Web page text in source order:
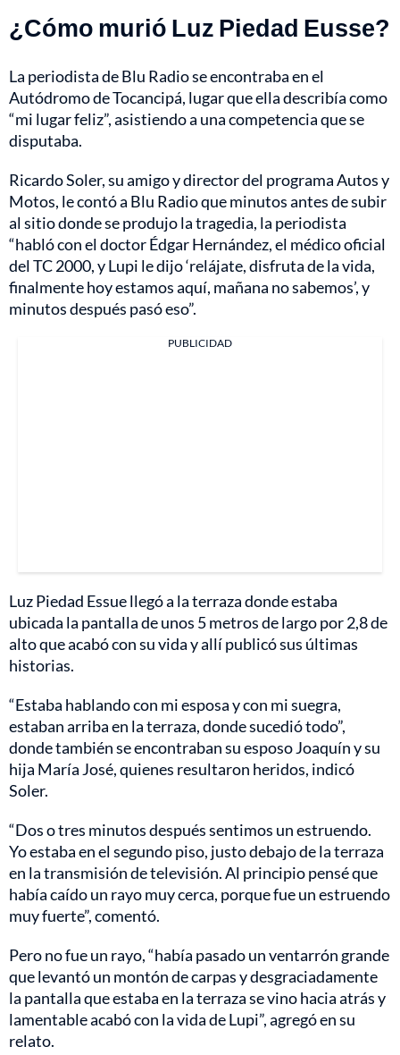
¿Cómo murió Luz Piedad Eusse?
La periodista de Blu Radio se encontraba en el
Autódromo de Tocancipá, lugar que ella describía como
“mi lugar feliz”,asistiendo a una competencia que se
disputaba.
Ricardo Soler, su amigo y director del programa Autos y
Motos, le contó a Blu Radio que minutos antes de subir
al sitio donde se produjo la tragedia, la periodista
“habló con el doctor Édgar Hernández, el médico oficial
del TC 2000, y Lupi le dijo ‘relájate, disfruta de la vida,
finalmente hoy estamos aquí, mañana no sabemos’, y
minutos después pasó eso”.
PUBLICIDAD
Luz Piedad Essue llegó a la terraza donde estaba
ubicada la pantalla de unos 5 metros de largo por 2,8 de
alto que acabó con su vida y allí publicó sus últimas
historias.
“Estaba hablando con mi esposa y con mi suegra,
estaban arriba en la terraza, donde sucedió todo”,
donde también se encontraban su esposo Joaquín y su
hija María José, quienes resultaron heridos, indicó
Soler.
“Dos o tres minutos después sentimos un estruendo.
Yo estaba en el segundo piso, justo debajo de la terraza
en la transmisión de televisión. Al principio pensé que
había caído un rayo muy cerca, porque fue un estruendo
muy fuerte”, comentó.
Pero no fue un rayo, “había pasado un ventarrón grande
que levantó un montón de carpas y desgraciadamente
la pantalla que estaba en la terraza se vino hacia atrás y
lamentable acabó con la vida de Lupi”, agregó en su
relato.